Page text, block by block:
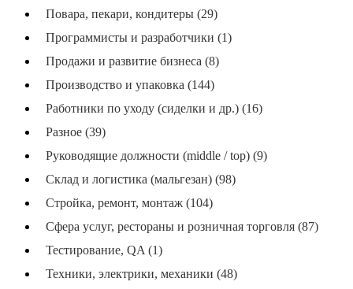
Повара, пекари, кондитеры (29)
Программисты и разработчики (1)
Продажи и развитие бизнеса (8)
Производство и упаковка (144)
Работники по уходу (сиделки и др.) (16)
Разное (39)
Руководящие должности (middle / top) (9)
Склад и логистика (мальгезан) (98)
Стройка, ремонт, монтаж (104)
Сфера услуг, рестораны и розничная торговля (87)
Тестирование, QA (1)
Техники, электрики, механики (48)